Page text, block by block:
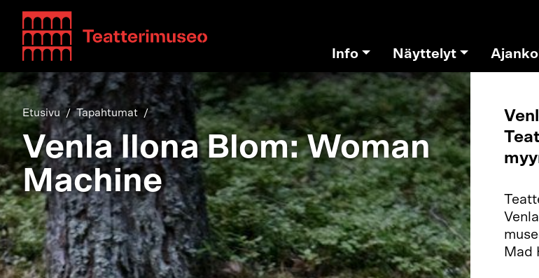
Teatterimuseo
Info Näyttelyt
Etusivu Tapahtumat
Venla Ilona Blom: Woman
Machine
Mad